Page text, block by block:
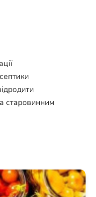
старовинним